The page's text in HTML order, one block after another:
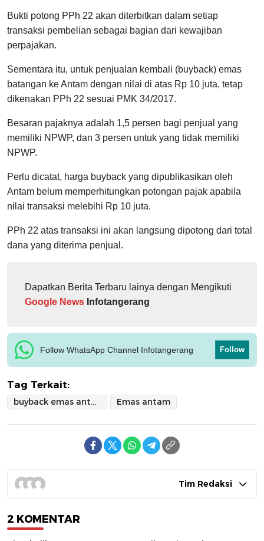
Bukti potong PPh 22 akan diterbitkan dalam setiap
transaksi pembelian sebagai bagian dari kewajiban
perpajakan.
Sementara itu, untuk penjualan kembali (buyback) emas
batangan ke Antam dengan nilai di atas Rp 10 juta, tetap
dikenakan PPh 22 sesuai PMK 34/2017.
Besaran pajaknya adalah 1,5 persen bagi penjual yang
memiliki NPWP, dan 3 persen untuk yang tidak memiliki
NPWP.
Perlu dicatat, harga buyback yang dipublikasikan oleh
Antam belum memperhitungkan potongan pajak apabila
nilai transaksi melebihi Rp 10 juta.
PPh 22 atas transaksi ini akan langsung dipotong dari total
dana yang diterima penjual.
Dapatkan Berita Terbaru lainya dengan Mengikuti
Google News Infotangerang
Follow WhatsApp Channel Infotangerang Follow
Tag Terkait:
buyback emas antam Emas antam
Tim Redaksi
2 KOMENTAR